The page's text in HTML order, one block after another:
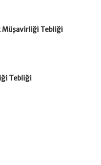
Tebliği
Tebliği